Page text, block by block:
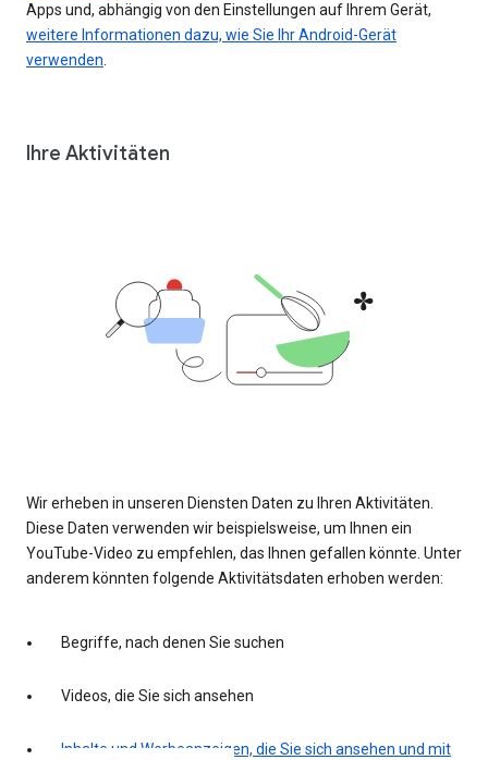
Apps und, abhängig von den Einstellungen auf Ihrem Gerät,
weitere Informationen dazu, wie Sie Ihr Android-Gerät
verwenden.
Ihre Aktivitäten
Wir erheben in unseren Diensten Daten zu Ihren Aktivitäten.
Diese Daten verwenden wir beispielsweise, um Ihnen ein
YouTube-Video zu empfehlen, das Ihnen gefallen könnte. Unter
anderem könnten folgende Aktivitätsdaten erhoben werden:
Begriffe, nach denen Sie suchen
Videos, die Sie sich ansehen
Inhalte und Werbeanzeigen, die Sie sich ansehen und mit